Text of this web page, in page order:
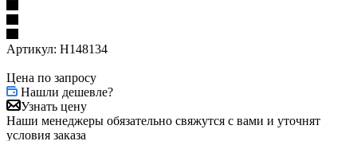
Артикул: H148134
Цена по запросу
Нашли дешевле?
Узнать цену
Наши менеджеры обязательно свяжутся с вами и уточнят
условия заказа